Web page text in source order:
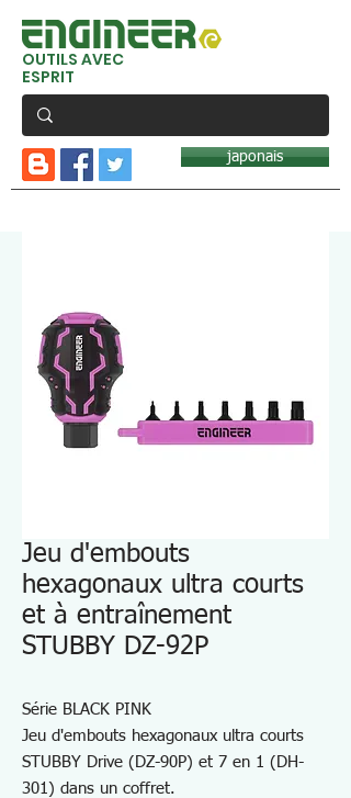
OUTILS AVEC
ESPRIT
japonais
Jeu d'embouts
hexagonaux ultra courts
et à entraînement
STUBBY DZ-92P
Série BLACK PINK
Jeu d'embouts hexagonaux ultra courts
STUBBY Drive (DZ-90P) et 7 en 1 (DH-
301) dans un coffret.